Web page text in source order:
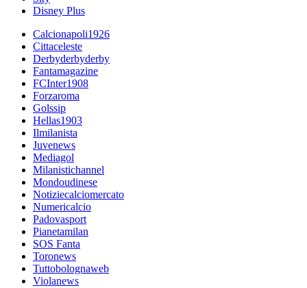
Disney Plus
Calcionapoli1926
Cittaceleste
Derbyderbyderby
Fantamagazine
FCInter1908
Forzaroma
Golssip
Hellas1903
Ilmilanista
Juvenews
Mediagol
Milanistichannel
Mondoudinese
Notiziecalciomercato
Numericalcio
Padovasport
Pianetamilan
SOS Fanta
Toronews
Tuttobolognaweb
Violanews